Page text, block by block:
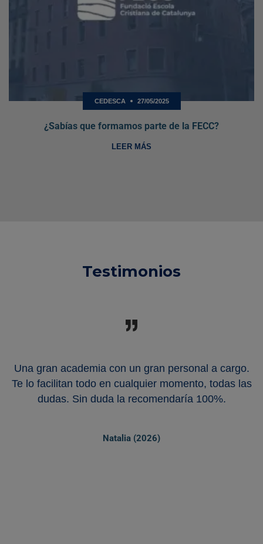
CEDESCA 27/05/2025
¿Sabías que formamos parte de la FECC?
LEER MÁS
Testimonios
Una gran academia con un gran personal a cargo.
Te lo facilitan todo en cualquier momento, todas las
dudas. Sin duda la recomendaría 100%.
Natalia (2026)